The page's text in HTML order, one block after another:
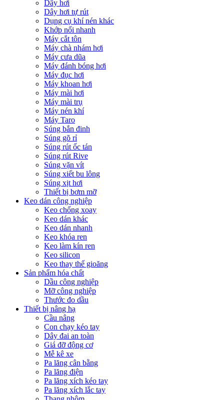
Dây hơi
Dây hơi tự rút
Dụng cụ khí nén khác
Khớp nối nhanh
Máy cắt tôn
Máy chà nhám hơi
Máy cưa dũa
Máy đánh bóng hơi
Máy đục hơi
Máy khoan hơi
Máy mài hơi
Máy mài trụ
Máy nén khí
Máy Taro
Súng bắn đinh
Súng gõ rỉ
Súng rút ốc tán
Súng rút Rive
Súng vặn vít
Súng xiết bu lông
Súng xịt hơi
Thiết bị bơm mỡ
Keo dán công nghiệp
Keo chống xoay
Keo dán khác
Keo dán nhanh
Keo khóa ren
Keo làm kín ren
Keo silicon
Keo thay thế gioăng
Sản phẩm hóa chất
Dầu công nghiệp
Mỡ công nghiệp
Thước đo dầu
Thiết bị nâng hạ
Cầu nâng
Con chạy kéo tay
Dây đai an toàn
Giá đỡ động cơ
Mễ kê xe
Pa lăng cân bằng
Pa lăng điện
Pa lăng xích kéo tay
Pa lăng xích lắc tay